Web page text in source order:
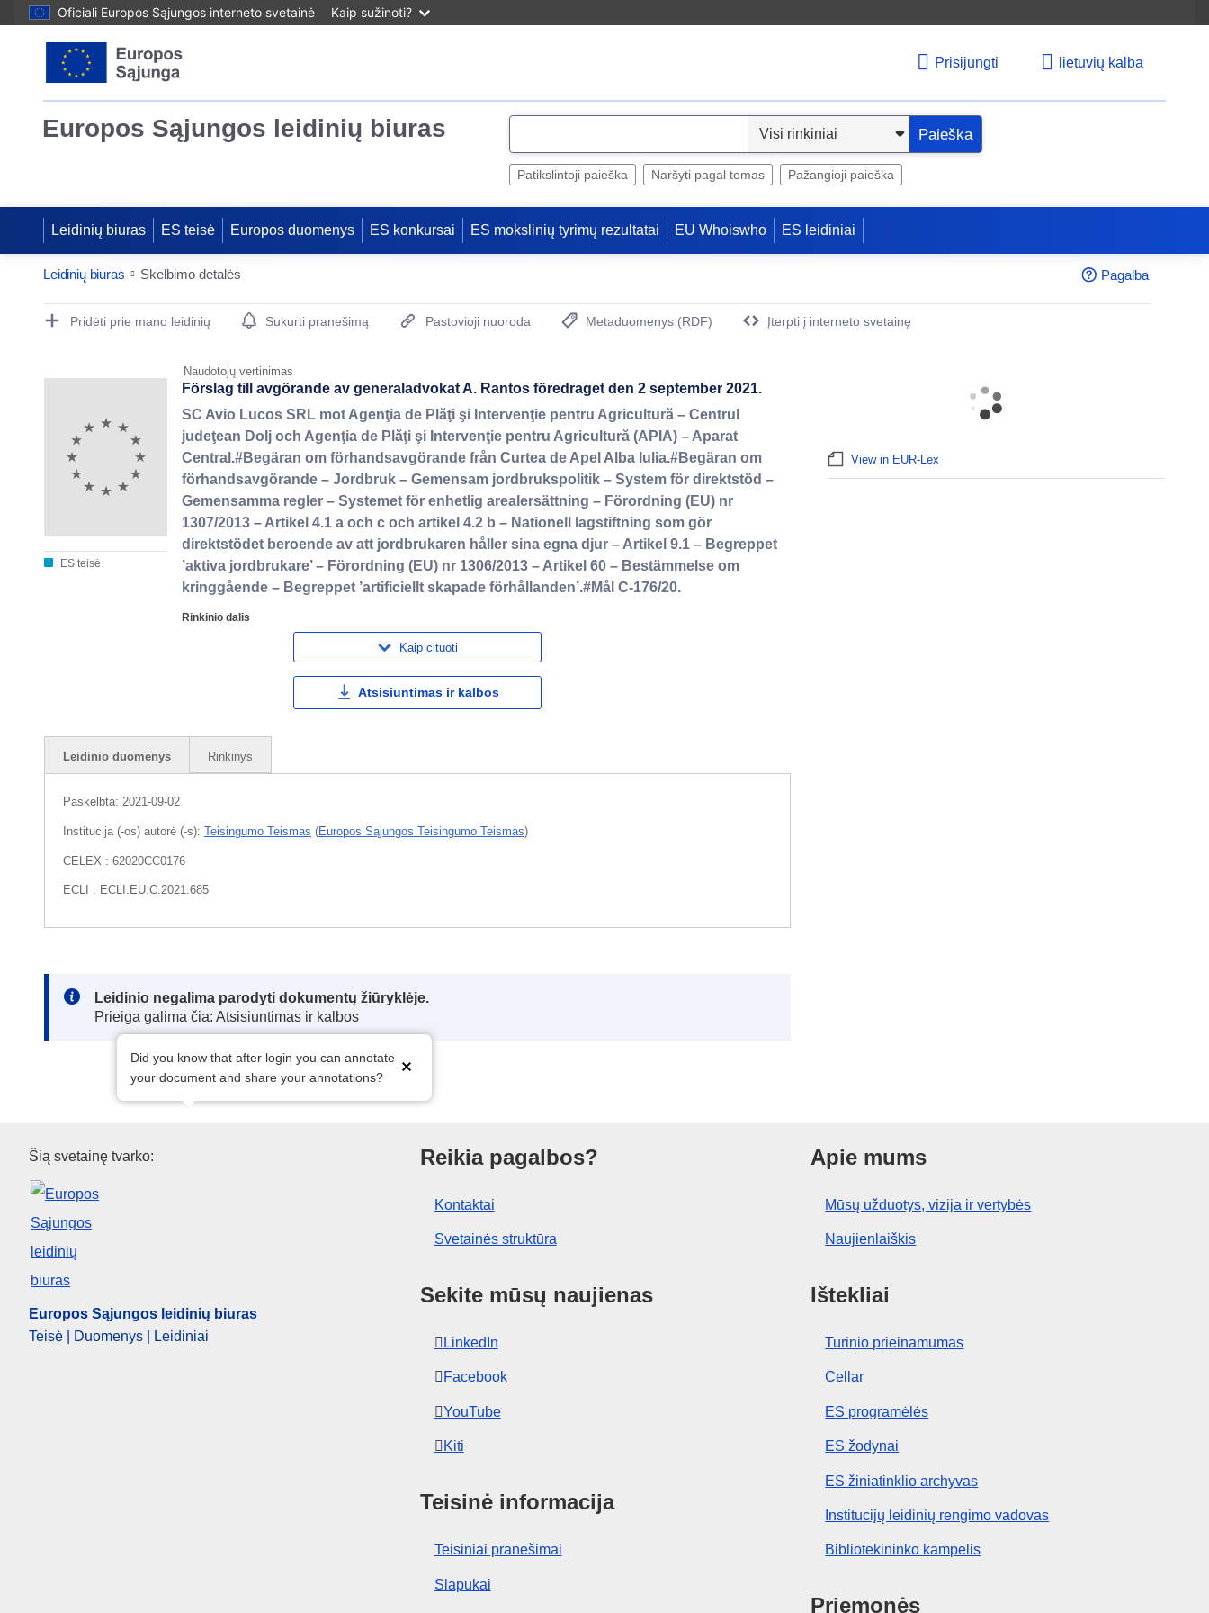
Oficiali Europos Sąjungos interneto svetainė Kaip sužinoti?
Prisijungti lietuvių kalba
Europos Sąjungos leidinių biuras
e
Paieška
Patikslintoji paieška Naršyti pagal temas Pažangioji paieška
Leidinių biuras ES teisė Europos duomenys ES konkursai ES mokslinių tyrimų rezultatai EU Whoiswho ES leidiniai
Leidinių biuras Skelbimo detalės Pagalba
Publication Detail Actions Portlet
Pridėti prie mano leidinių Sukurti pranešimą Pastovioji nuoroda
Metaduomenys (RDF)
Įterpti į interneto svetainę
Naudotojų vertinimas
ES teisė
Förslag till avgörande av generaladvokat A. Rantos föredraget den 2 september 2021.
SC Avio Lucos SRL mot Agenţia de Plăţi şi Intervenţie pentru Agricultură – Centrul
judeţean Dolj och Agenţia de Plăţi şi Intervenţie pentru Agricultură (APIA) – Aparat
Central.#Begäran om förhandsavgörande från Curtea de Apel Alba Iulia.#Begäran om
förhandsavgörande – Jordbruk – Gemensam jordbrukspolitik – System för direktstöd –
Gemensamma regler – Systemet för enhetlig arealersättning – Förordning (EU) nr
1307/2013 – Artikel 4.1 a och c och artikel 4.2 b – Nationell lagstiftning som gör
direktstödet beroende av att jordbrukaren håller sina egna djur – Artikel 9.1 – Begreppet
’aktiva jordbrukare’ – Förordning (EU) nr 1306/2013 – Artikel 60 – Bestämmelse om
kringgående – Begreppet ’artificiellt skapade förhållanden’.#Mål C-176/20.
Rinkinio dalis
Kaip cituoti
Atsisiuntimas ir kalbos
Leidinio duomenys Rinkinys
Paskelbta: 2021-09-02
Institucija (-os) autorė (-s): Teisingumo Teismas (Europos Sąjungos Teisingumo Teismas)
CELEX : 62020CC0176
ECLI : ECLI:EU:C:2021:685
Note:
Leidinio negalima parodyti dokumentų žiūryklėje.
Prieiga galima čia: Atsisiuntimas ir kalbos
Did you know that after login you can annotate
your document and share your annotations?
View in EUR-Lex
Europos Sąjungos leidinių biuras
Šią svetainę tvarko:
Europos Sąjungos leidinių biuras
Teisė | Duomenys | Leidiniai
Reikia pagalbos?
Kontaktai
Svetainės struktūra
Sekite mūsų naujienas
LinkedIn
Facebook
YouTube
Kiti
Teisinė informacija
Teisiniai pranešimai
Slapukai
Apie mums
Mūsų užduotys, vizija ir vertybės
Naujienlaiškis
Ištekliai
Turinio prieinamumas
Cellar
ES programėlės
ES žodynai
ES žiniatinklio archyvas
Institucijų leidinių rengimo vadovas
Bibliotekininko kampelis
Priemonės